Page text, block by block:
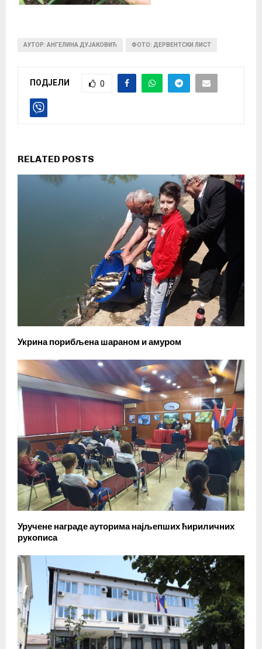
АУТОР: АНГЕЛИНА ДУЈАКОВИЋ ФОТО: ДЕРВЕНТСКИ ЛИСТ
ПОДЈЕЛИ 0
RELATED POSTS
Укрина порибљена шараном и амуром
Уручене награде ауторима најљепших ћириличних
рукописа